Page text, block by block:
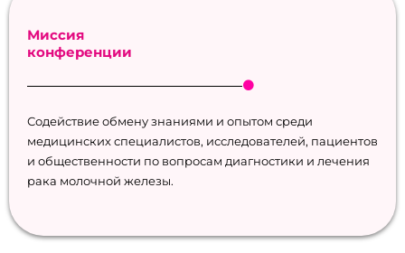
Миссия
конференции
Содействие обмену знаниями и опытом среди
медицинских специалистов, исследователей, пациентов
и общественности по вопросам диагностики и лечения
рака молочной железы.